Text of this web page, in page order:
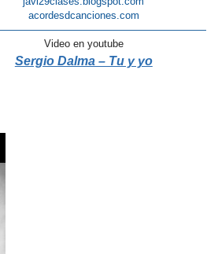
acordesdcanciones.com
Video en youtube
Sergio Dalma – Tu y yo